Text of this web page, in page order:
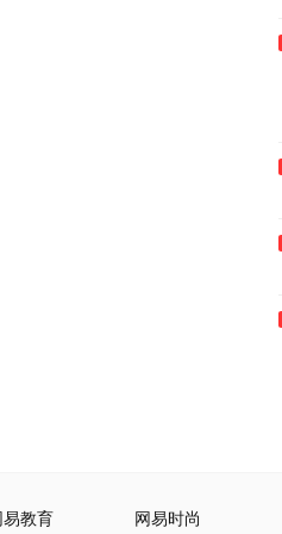
易教育 网易时尚